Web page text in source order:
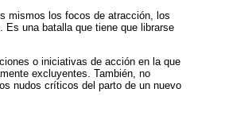
mismos los focos de atracción, los
una batalla que tiene que librarse
o iniciativas de acción en la que
excluyentes. También, no
nudos críticos del parto de un nuevo